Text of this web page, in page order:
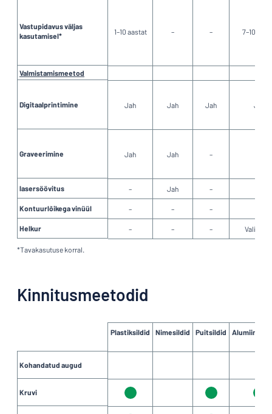
Te ei leia, mida otsite?
Hinnapäring
sisse
Äriklient
Vastupidavus väljas
kasutamisel*
1–10 aastat – – 7–10
Valmistamismeetod
Digitaalprintimine Jah Jah Jah Jah
Graveerimine Jah Jah –
lasersöövitus – Jah –
Kontuurlõikega vinüül – – –
Helkur – – –
*Tavakasutuse korral.
Kinnitusmeetodid
Plastiksildid Nimesildid Puitsildid
Kohandatud augud
Kruvi